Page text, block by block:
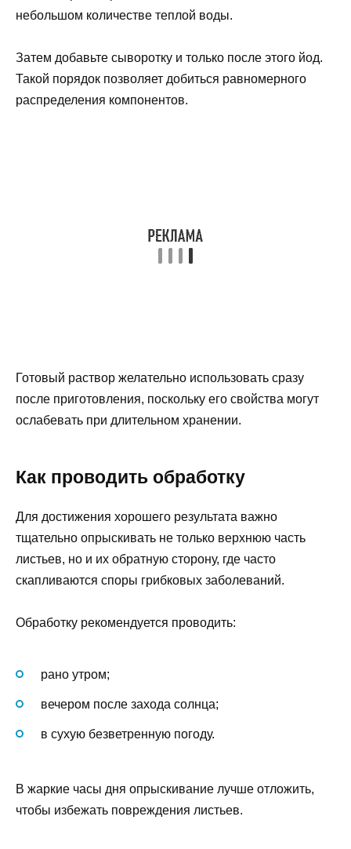
небольшом количестве теплой воды.
Затем добавьте сыворотку и только после этого йод.
Такой порядок позволяет добиться равномерного
распределения компонентов.
Готовый раствор желательно использовать сразу
после приготовления, поскольку его свойства могут
ослабевать при длительном хранении.
Как проводить обработку
Для достижения хорошего результата важно
тщательно опрыскивать не только верхнюю часть
листьев, но и их обратную сторону, где часто
скапливаются споры грибковых заболеваний.
Обработку рекомендуется проводить:
рано утром;
вечером после захода солнца;
в сухую безветренную погоду.
В жаркие часы дня опрыскивание лучше отложить,
чтобы избежать повреждения листьев.